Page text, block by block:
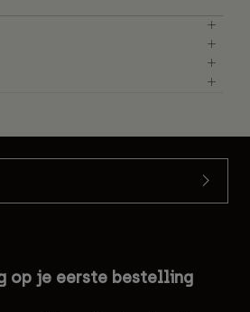
op je eerste bestelling